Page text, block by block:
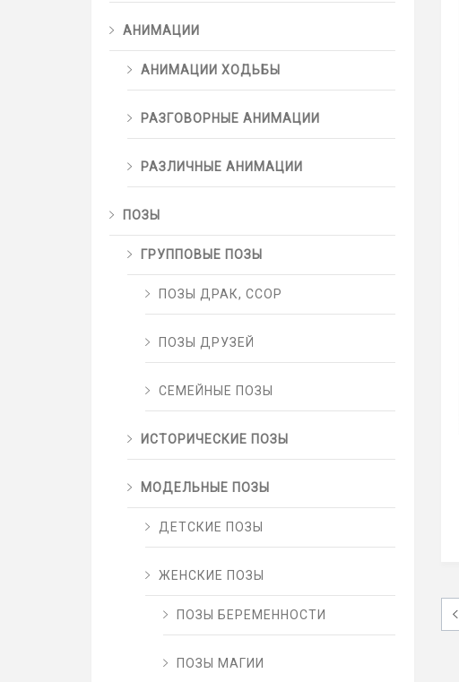
АНИМАЦИИ
АНИМАЦИИ ХОДЬБЫ
РАЗГОВОРНЫЕ АНИМАЦИИ
РАЗЛИЧНЫЕ АНИМАЦИИ
ПОЗЫ
ГРУППОВЫЕ ПОЗЫ
ПОЗЫ ДРАК, ССОР
ПОЗЫ ДРУЗЕЙ
СЕМЕЙНЫЕ ПОЗЫ
ИСТОРИЧЕСКИЕ ПОЗЫ
МОДЕЛЬНЫЕ ПОЗЫ
ДЕТСКИЕ ПОЗЫ
ЖЕНСКИЕ ПОЗЫ
ПОЗЫ БЕРЕМЕННОСТИ
ПОЗЫ МАГИИ